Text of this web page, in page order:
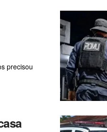
precisou